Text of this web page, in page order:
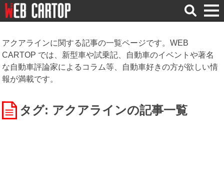
検
索
アクアラインに関する記事の一覧ページです。WEB
CARTOP では、新型車や試乗記、自動車のイベントや著名
な自動車評論家によるコラム等、自動車好きの方が欲しい情
報が満載です。
タグ: アクアラインの記事一覧